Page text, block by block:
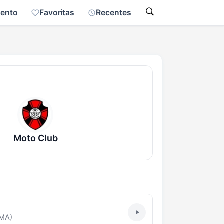
Favoritas Recentes
Moto Club